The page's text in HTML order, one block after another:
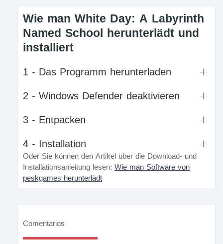
Wie man White Day: A Labyrinth
Named School herunterlädt und
installiert
1 - Das Programm herunterladen
2 - Windows Defender deaktivieren
3 - Entpacken
4 - Installation
Oder Sie können den Artikel über die Download- und
Installationsanleitung lesen: Wie man Software von
peskgames herunterlädt
Comentarios